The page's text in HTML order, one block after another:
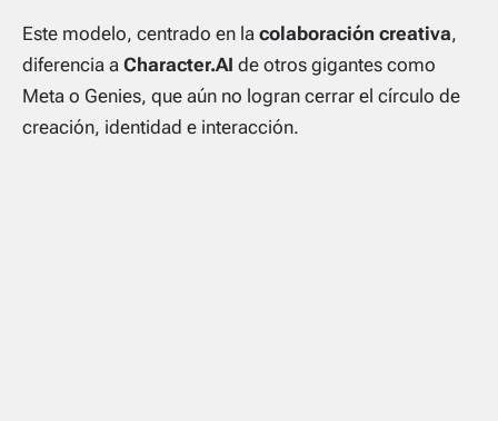
Este modelo, centrado en la colaboración creativa,
diferencia a Character.AI de otros gigantes como
Meta o Genies, que aún no logran cerrar el círculo de
creación, identidad e interacción.